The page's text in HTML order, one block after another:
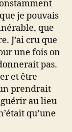
je pouvais
que
J’ai cru que
une fois on
pas.
et être
prendrait
au lieu
qu’une